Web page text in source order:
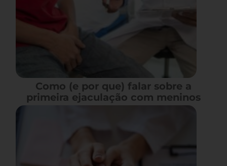
Como (e por que) falar sobre a
primeira ejaculação com meninos